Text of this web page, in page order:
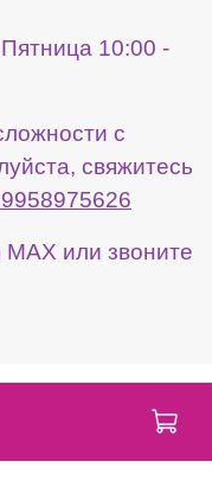
10:00 -
с
свяжитесь
МАХ или звоните